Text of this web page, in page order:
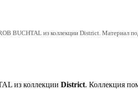
BUCHTAL из коллекции District. Материал
из коллекции District. Коллекция